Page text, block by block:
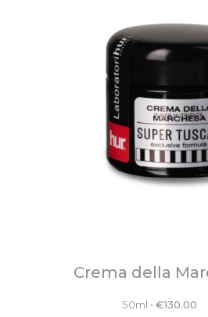
Crema della
50ml • €130.00